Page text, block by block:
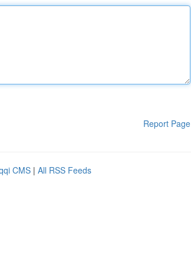
Report Page
CMS | All RSS Feeds